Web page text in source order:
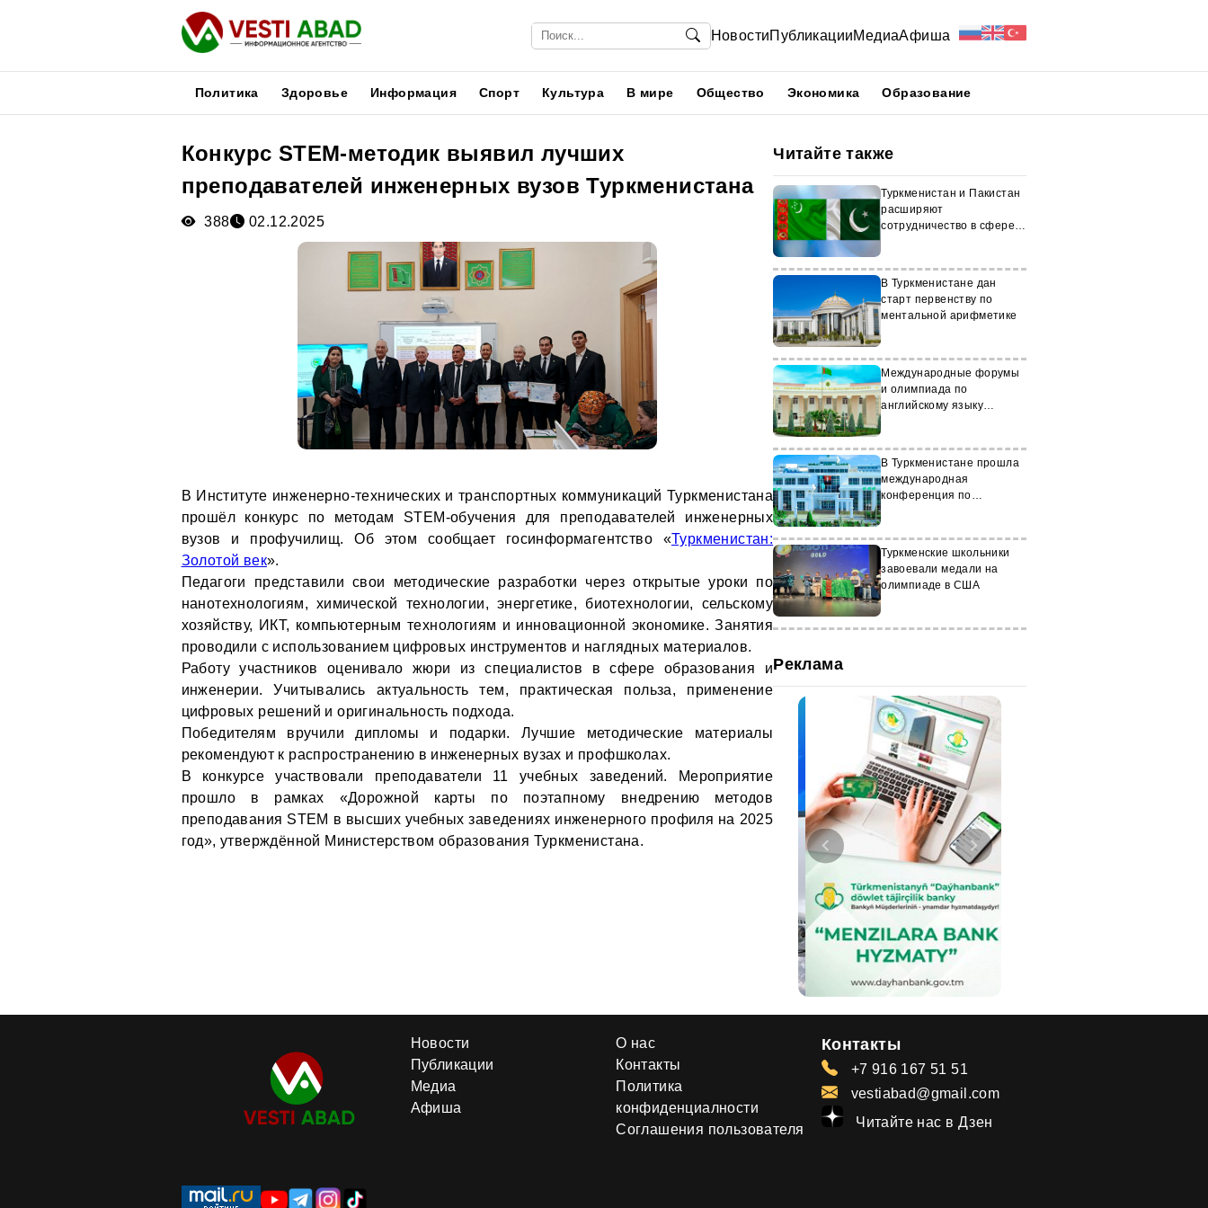
НовостиПубликацииМедиаАфиша
Политика Здоровье Информация Спорт Культура В мире Общество Экономика Образование
Конкурс STEM-методик выявил лучших
преподавателей инженерных вузов Туркменистана
388 02.12.2025
В Институте инженерно-технических и транспортных коммуникаций Туркменистана
прошёл конкурс по методам STEM-обучения для преподавателей инженерных
вузов и профучилищ. Об этом сообщает госинформагентство «Туркменистан:
Золотой век».
Педагоги представили свои методические разработки через открытые уроки по
нанотехнологиям, химической технологии, энергетике, биотехнологии, сельскому
хозяйству, ИКТ, компьютерным технологиям и инновационной экономике. Занятия
проводили с использованием цифровых инструментов и наглядных материалов.
Работу участников оценивало жюри из специалистов в сфере образования и
инженерии. Учитывались актуальность тем, практическая польза, применение
цифровых решений и оригинальность подхода.
Победителям вручили дипломы и подарки. Лучшие методические материалы
рекомендуют к распространению в инженерных вузах и профшколах.
В конкурсе участвовали преподаватели 11 учебных заведений. Мероприятие
прошло в рамках «Дорожной карты по поэтапному внедрению методов
преподавания STEM в высших учебных заведениях инженерного профиля на 2025
год», утверждённой Министерством образования Туркменистана.
Читайте также
Туркменистан и Пакистан
расширяют
сотрудничество в сфере
В Туркменистане дан
старт первенству по
ментальной арифметике
Международные форумы
и олимпиада по
английскому языку
В Туркменистане прошла
международная
конференция по
Туркменские школьники
завоевали медали на
олимпиаде в США
Реклама
Новости
Публикации
Медиа
Афиша
О нас
Контакты
Политика
конфиденциалности
Соглашения пользователя
Контакты
+7 916 167 51 51
vestiabad@gmail.com
Читайте нас в Дзен